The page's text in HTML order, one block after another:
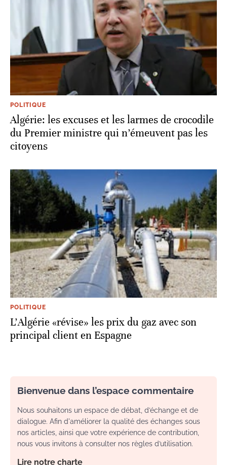
POLITIQUE
Algérie: les excuses et les larmes de crocodile
du Premier ministre qui n’émeuvent pas les
citoyens
POLITIQUE
L'Algérie «révise» les prix du gaz avec son
principal client en Espagne
Bienvenue dans l’espace commentaire
Nous souhaitons un espace de débat, d’échange et de
dialogue. Afin d'améliorer la qualité des échanges sous
nos articles, ainsi que votre expérience de contribution,
nous vous invitons à consulter nos règles d’utilisation.
Lire notre charte